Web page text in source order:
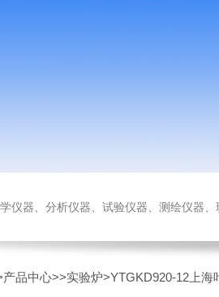
仪器、分析仪器、试验仪器、测绘仪器、玻璃仪
产品中心>>实验炉>YTGKD920-12上海